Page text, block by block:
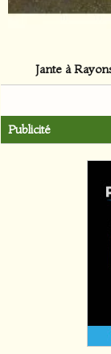
Jante à
Publicité